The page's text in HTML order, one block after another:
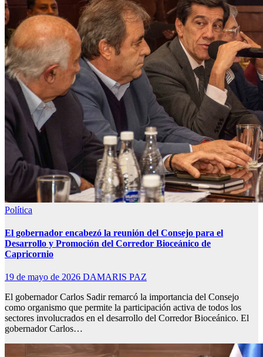
Política
El gobernador encabezó la reunión del Consejo para el
Desarrollo y Promoción del Corredor Bioceánico de
Capricornio
19 de mayo de 2026 DAMARIS PAZ
El gobernador Carlos Sadir remarcó la importancia del Consejo
como organismo que permite la participación activa de todos los
sectores involucrados en el desarrollo del Corredor Bioceánico. El
gobernador Carlos…